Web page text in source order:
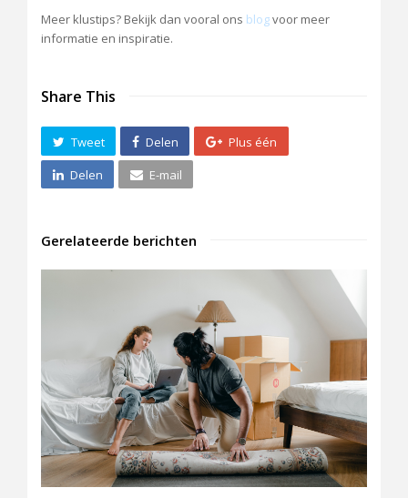
Meer klustips? Bekijk dan vooral ons blogvoor meer
informatie en inspiratie.
Share This
Tweet Delen Plus één
Delen E-mail
Gerelateerde berichten